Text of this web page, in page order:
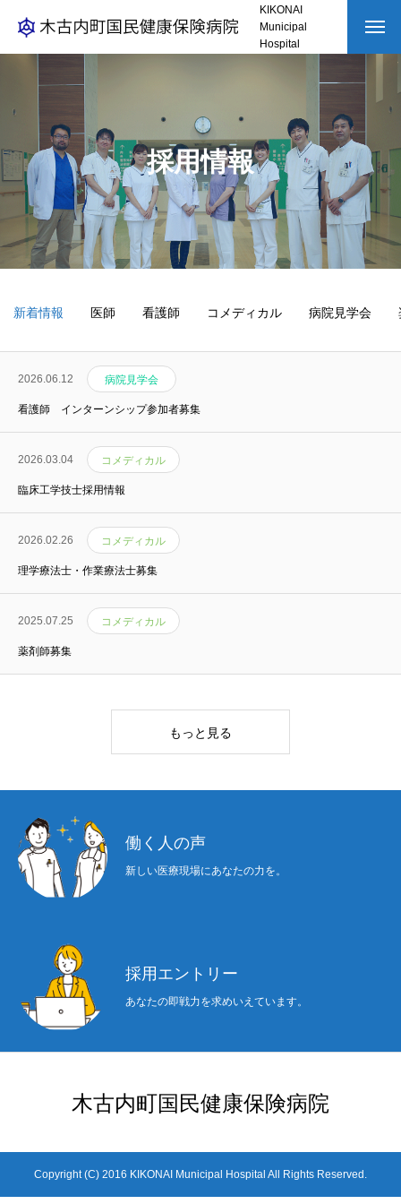
KIKONAI
Municipal
Hospital
HOSPITAL 病院を知る
WORK 仕事を知る
わたしたちの仕事
インタビュー
採用情報
新着情報 医師 看護師 コメディカル 病院見学会
2026.06.12 病院見学会
看護師 インターンシップ参加者募集
2026.03.04 コメディカル
臨床工学技士採用情報
2026.02.26 コメディカル
理学療法士・作業療法士募集
2025.07.25 コメディカル
薬剤師募集
もっと見る
働く人の声
新しい医療現場にあなたの力を。
採用エントリー
あなたの即戦力を求めいえています。
木古内町国民健康保険病院
Copyright (C) 2016 KIKONAI Municipal Hospital All Rights Reserved.